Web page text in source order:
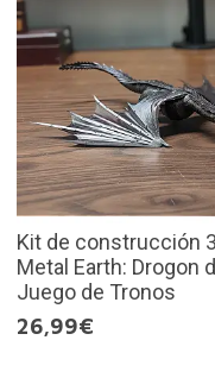
Kit de construcción
Metal Earth: Drogon
Juego de Tronos
26,99€